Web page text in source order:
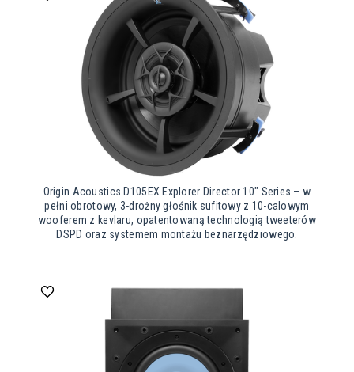
Origin Acoustics D105EX Explorer Director 10″ Series – w
pełni obrotowy, 3-drożny głośnik sufitowy z 10-calowym
wooferem z kevlaru, opatentowaną technologią tweeterów
DSPD oraz systemem montażu beznarzędziowego.